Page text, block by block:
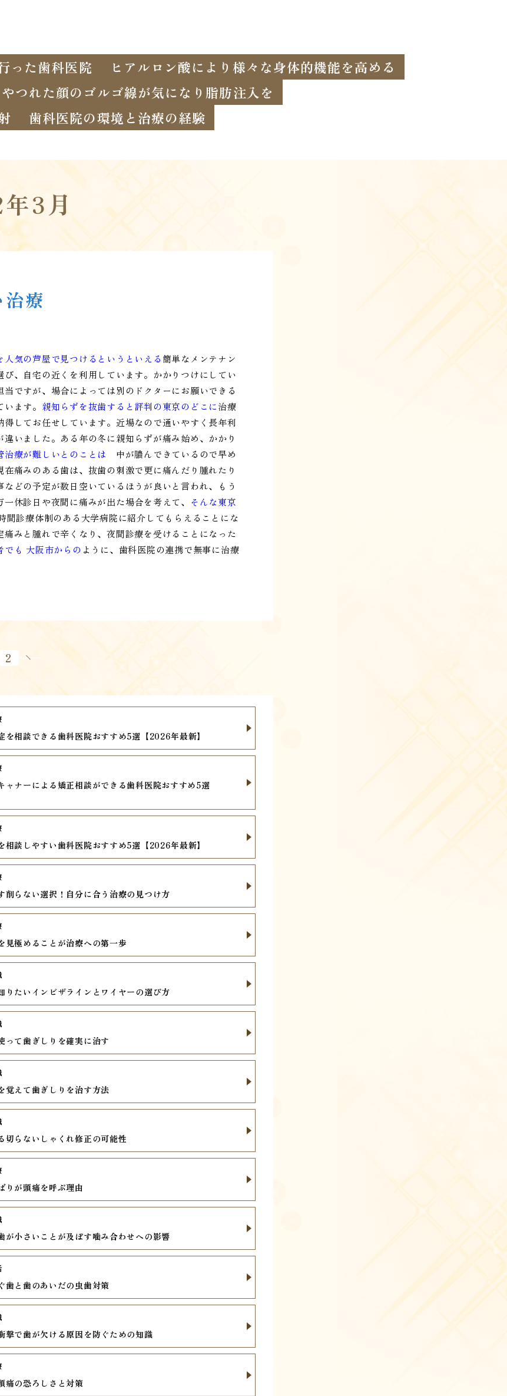
った歯科医院
ヒアルロン酸により様々な身体的機能を高める
やつれた顔のゴルゴ線が気になり脂肪注入を
歯科医院の環境と治療の経験
3月
療
人気の芦屋で見つけるというといえる 簡単なメンテナン
、自宅の近くを利用しています。かかりつけにしてい
ですが、場合によっては別のドクターにお願いできる
ます。 親知らずを抜歯すると評判の東京のどこに治療
してお任せしています。近場なので通いやすく長年利
いました。ある年の冬に親知らずが痛み始め、かかり
治療が難しいとのことは 中が膿んできているので早め
痛みのある歯は、抜歯の刺激で更に痛んだり腫れたり
どの予定が数日空いているほうが良いと言われ、もう
休診日や夜間に痛みが出た場合を考えて、
そんな東京
間診療体制のある大学病院に紹介してもらえることにな
みと腫れで辛くなり、夜間診療を受けることになった
でも 大阪市からの ように、歯科医院の連携で無事に治療
2
を相談できる歯科医院おすすめ5選【2026年最新】
ャナーによる矯正相談ができる歯科医院おすすめ5選
相談しやすい歯科医院おすすめ5選【2026年最新】
削らない選択！自分に合う治療の見つけ方
見極めることが治療への第一歩
りたいインビザラインとワイヤーの選び方
って歯ぎしりを確実に治す
覚えて歯ぎしりを治す方法
切らないしゃくれ修正の可能性
りが頭痛を呼ぶ理由
が小さいことが及ぼす噛み合わせへの影響
歯と歯のあいだの虫歯対策
撃で歯が欠ける原因を防ぐための知識
痛の恐ろしさと対策